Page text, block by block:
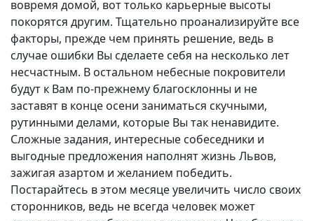
вовремя домой, вот только карьерные высоты
покорятся другим. Тщательно проанализируйте все
факторы, прежде чем принять решение, ведь в
случае ошибки Вы сделаете себя на несколько лет
несчастным. В остальном небесные покровители
будут к Вам по-прежнему благосклонны и не
заставят в конце осени заниматься скучными,
рутинными делами, которые Вы так ненавидите.
Сложные задания, интересные собеседники и
выгодные предложения наполнят жизнь Львов,
зажигая азартом и желанием победить.
Постарайтесь в этом месяце увеличить число своих
сторонников, ведь не всегда человек может